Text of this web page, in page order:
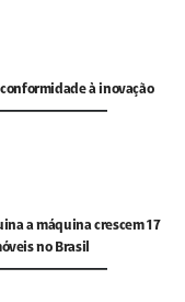
conformidade à inovação
a máquina crescem 17
no Brasil